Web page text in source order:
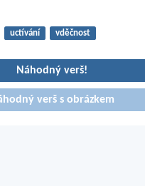
uctívání vděčnost
Náhodný verš!
verš s obrázkem